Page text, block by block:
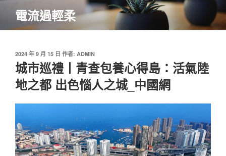
主
電流過輕柔
發
佈
於
2024 年 9 月 15 日 作者: ADMIN
城市巡禮丨青查包養心得島：活氣陸
地之都 出色惱人之城_中國網